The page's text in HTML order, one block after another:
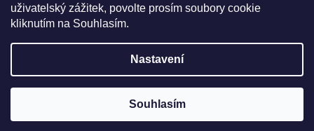
uživatelský zážitek, povolte prosím soubory cookie
kliknutím na Souhlasím.
Nastavení
Souhlasím
Pro slevu 22% použijte v košíku kód
Sledovat na Instagramu
Vytvořil Shoptet
PIXIE CREW . Všechna práva vyhrazena.